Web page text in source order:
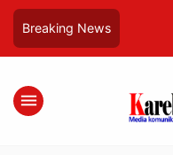
Breaking News
menu